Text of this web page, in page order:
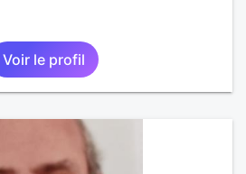
Voir le profil